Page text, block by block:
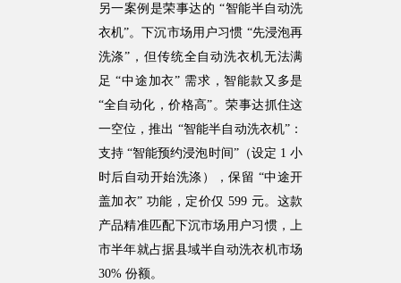
另一案例是荣事达的 “智能半自动洗
衣机”。下沉市场用户习惯 “先浸泡再
洗涤”，但传统全自动洗衣机无法满
足 “中途加衣” 需求，智能款又多是
“全自动化，价格高”。荣事达抓住这
一空位，推出 “智能半自动洗衣机”：
支持 “智能预约浸泡时间”（设定 1 小
时后自动开始洗涤），保留 “中途开
盖加衣” 功能，定价仅 599 元。这款
产品精准匹配下沉市场用户习惯，上
市半年就占据县域半自动洗衣机市场
30% 份额。